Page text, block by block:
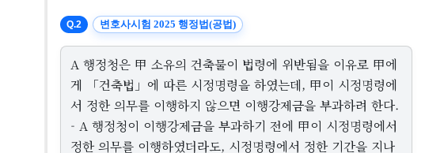
Q.2 변호사시험 2025 행정법(공법)
A 행정청은 甲 소유의 건축물이 법령에 위반됨을 이유로 甲에
게 「건축법」에 따른 시정명령을 하였는데, 甲이 시정명령에
서 정한 의무를 이행하지 않으면 이행강제금을 부과하려 한다.
- A 행정청이 이행강제금을 부과하기 전에 甲이 시정명령에서
정한 의무를 이행하였더라도, 시정명령에서 정한 기간을 지나